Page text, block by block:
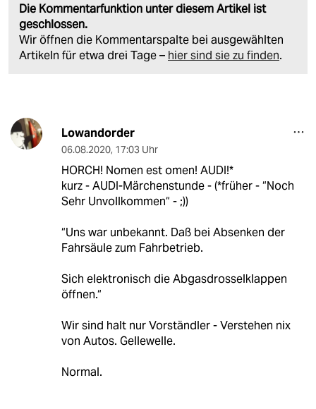
Die Kommentarfunktion unter diesem Artikel ist
geschlossen.
Wir öffnen die Kommentarspalte bei ausgewählten
Artikeln für etwa drei Tage – hier sind sie zu finden.
Lowandorder
06.08.2020, 17:03 Uhr
HORCH! Nomen est omen! AUDI!*
kurz - AUDI-Märchenstunde - (*früher - “Noch
Sehr Unvollkommen“ - ;))
“Uns war unbekannt. Daß bei Absenken der
Fahrsäule zum Fahrbetrieb.
Sich elektronisch die Abgasdrosselklappen
öffnen.“
Wir sind halt nur Vorständler - Verstehen nix
von Autos. Gellewelle.
Normal.